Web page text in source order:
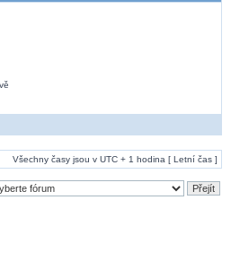
Všechny časy jsou v UTC + 1 hodina [ Letní čas ]